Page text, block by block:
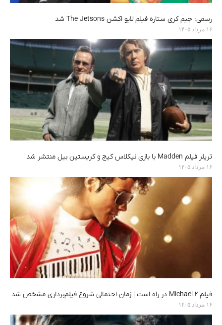
رسمی: جیم کری ستاره فیلم لایو اکشن The Jetsons شد
۱۶ مرداد ۱۴۰۵
تریلر فیلم Madden با بازی نیکلاس کیج و کریستین بیل منتشر شد
۱۶ مرداد ۱۴۰۵
فیلم Michael 2 در راه است | زمان احتمالی شروع فیلم‌برداری مشخص شد
۱۶ مرداد ۱۴۰۵